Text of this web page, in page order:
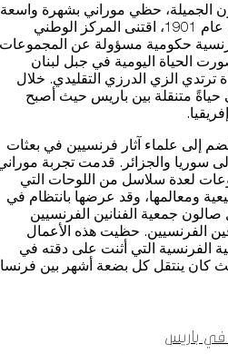
الجميلة، حظي موراني بشهرة واسعة
في دائرة الفن الفرنسية، ففي عام 1901، اقتنى المركز الوطني
فرنسية حكومية مسؤولة عن المجموعات
الحياة اليومية في جبل لبنان
ترتدي الزي الدرزي التقليدي. خلال
حياةً متنقلة بين باريس حيث أصبح
إلى علماء آثار فرنسيين في بعثات
سوريا والجزائر. قدمت تجربة
لعدة سلاسل من اللوحات التي
ومعالمها، وقد عرضها بانتظام في
جمعية الفنانين الفرنسيين
الفرنسيين. حظيت هذه الأعمال
الفرنسية التي أثنت على دقته في
كان ينتقل كل بضعة أشهر بين فرنسا
في باريس